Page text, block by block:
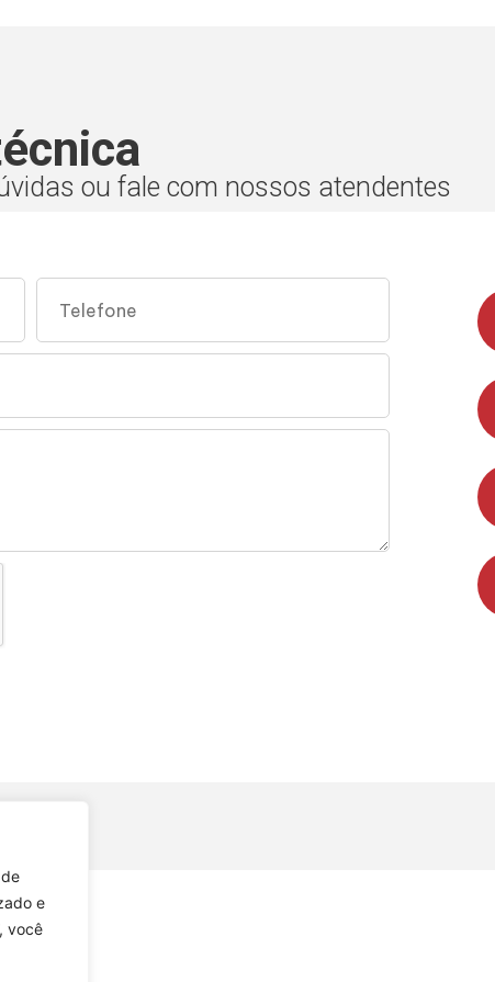
e
você
ou fale com nossos atendentes